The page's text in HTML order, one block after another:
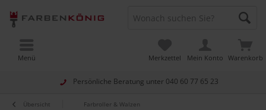
Persönliche Beratung unter 040 60 77 65 23
Warenkorb
Merkzettel Mein Konto
Menü
Übersicht Farbroller & Walzen